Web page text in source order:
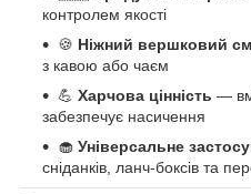
контролем якості
🍪 Ніжний вершковий
з кавою або чаєм
💪 Харчова цінність —
забезпечує насичення
🧁 Універсальне
сніданків, ланч-боксів та